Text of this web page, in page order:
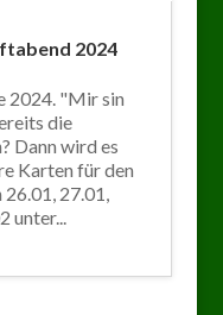
2024
2024. "Mir sin
die
Dann wird es
Karten für den
27.01,
unter...